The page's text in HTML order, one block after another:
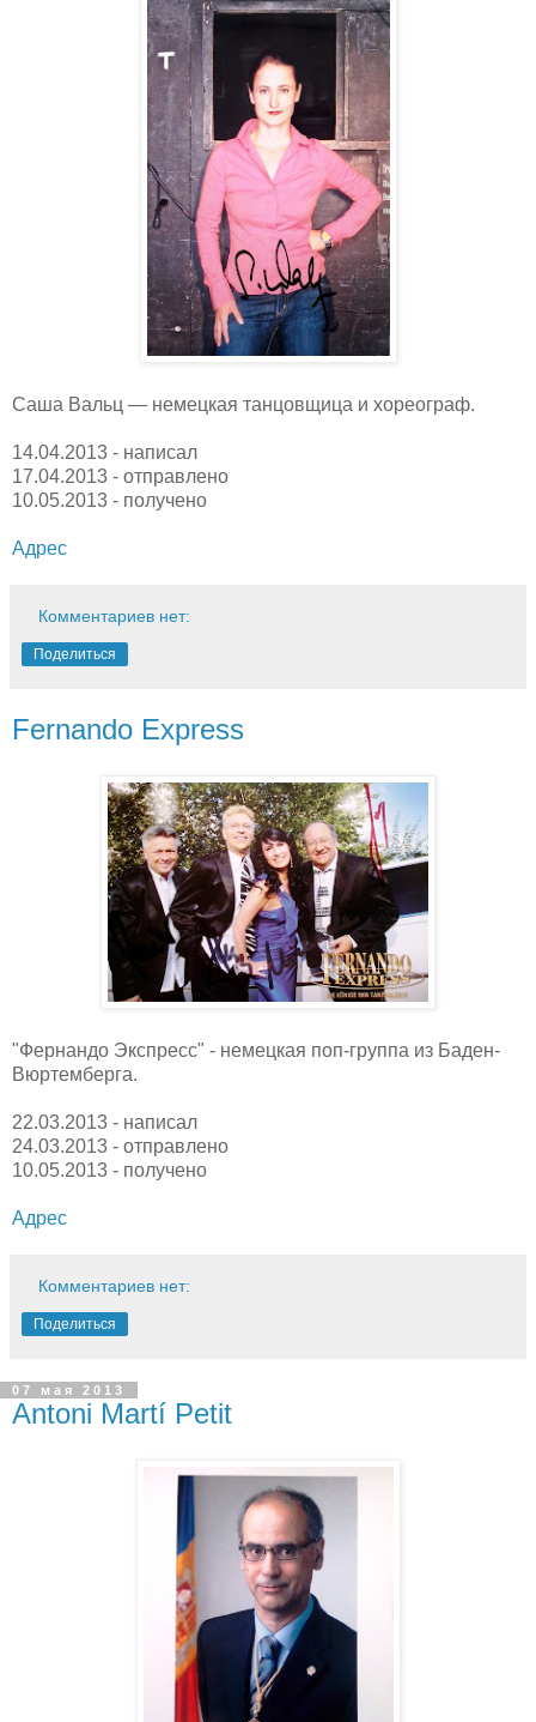
Саша Вальц — немецкая танцовщица и хореограф.
14.04.2013 - написал
17.04.2013 - отправлено
10.05.2013 - получено
Адрес
Комментариев нет:
Поделиться
Fernando Express
"Фернандо Экспресс" - немецкая поп-группа из Баден-
Вюртемберга.
22.03.2013 - написал
24.03.2013 - отправлено
10.05.2013 - получено
Адрес
Комментариев нет:
Поделиться
07 мая 2013
Antoni Martí Petit